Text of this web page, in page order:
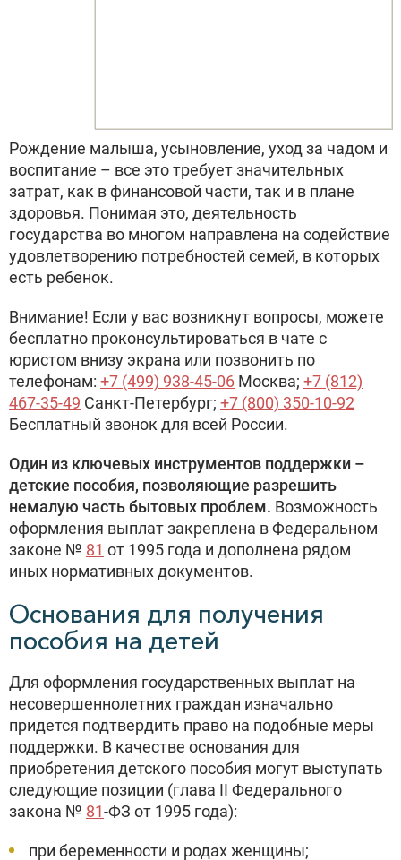
Рождение малыша, усыновление, уход за чадом и
воспитание – все это требует значительных
затрат, как в финансовой части, так и в плане
здоровья. Понимая это, деятельность
государства во многом направлена на содействие
удовлетворению потребностей семей, в которых
есть ребенок.
Внимание! Если у вас возникнут вопросы, можете
бесплатно проконсультироваться в чате с
юристом внизу экрана или позвонить по
телефонам: +7 (499) 938-45-06 Москва; +7 (812)
467-35-49 Санкт-Петербург; +7 (800) 350-10-92
Бесплатный звонок для всей России.
Один из ключевых инструментов поддержки –
детские пособия, позволяющие разрешить
немалую часть бытовых проблем. Возможность
оформления выплат закреплена в Федеральном
законе № 81 от 1995 года и дополнена рядом
иных нормативных документов.
Основания для получения
пособия на детей
Для оформления государственных выплат на
несовершеннолетних граждан изначально
придется подтвердить право на подобные меры
поддержки. В качестве основания для
приобретения детского пособия могут выступать
следующие позиции (глава II Федерального
закона № 81-ФЗ от 1995 года):
при беременности и родах женщины;